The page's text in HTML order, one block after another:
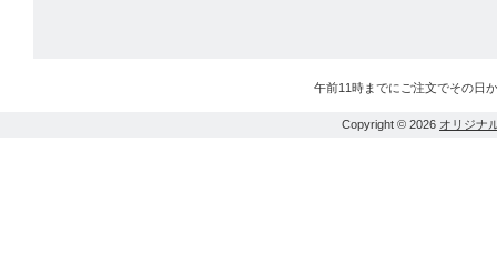
午前11時までにご注文でその日
Copyright © 2026 オリジナ